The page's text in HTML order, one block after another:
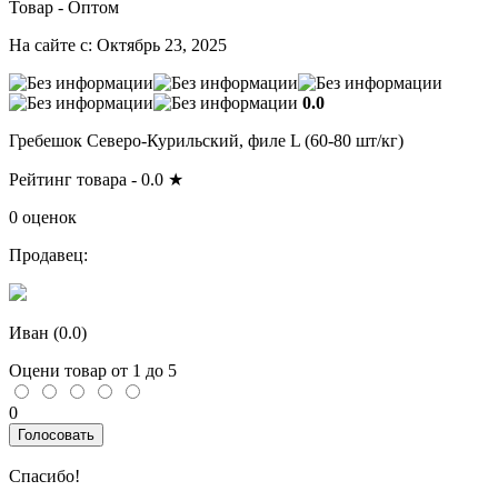
Товар - Оптом
На сайте с: Октябрь 23, 2025
0.0
Гребешок Северо-Курильский, филе L (60-80 шт/кг)
Рейтинг товара - 0.0 ★
0 оценок
Продавец:
Иван (0.0)
Оцени товар от 1 до 5
0
Голосовать
Спасибо!